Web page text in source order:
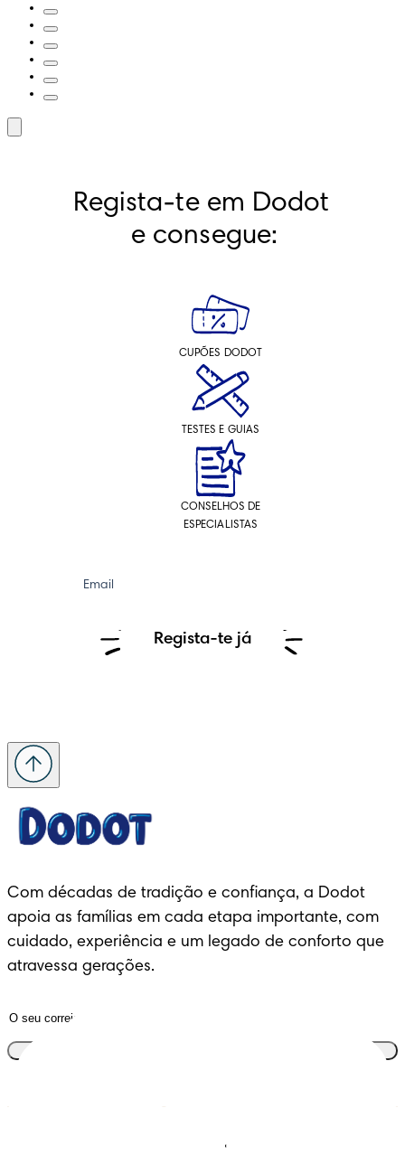
Regista-te em Dodot
e consegue:
CUPÕES DODOT
TESTES E GUIAS
CONSELHOS DE
ESPECIALISTAS
Email
Regista-te já
Com décadas de tradição e confiança, a Dodot
apoia as famílias em cada etapa importante, com
cuidado, experiência e um legado de conforto que
atravessa gerações.